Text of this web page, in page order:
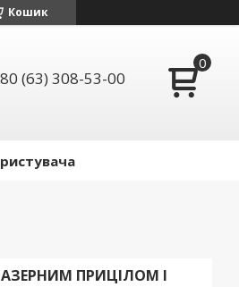
Кошик
(63) 308-53-00
ПРИЦІЛОМ І